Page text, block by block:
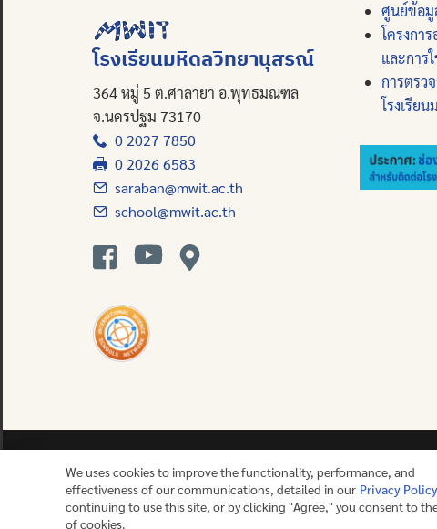
โรงเรียนมหิดลวิทยานุสรณ์
364 หมู่ 5 ต.ศาลายา อ.พุทธมณฑล
จ.นครปฐม 73170
0 2027 7850
0 2026 6583
saraban@mwit.ac.th
school@mwit.ac.th
ศูนย์ข้อมู
โครงกา
และการ
การตรว
โรงเรีย
We uses cookies to improve the functionality, performance, and
effectiveness of our communications, detailed in our Privacy Policy
continuing to use this site, or by clicking "Agree," you consent to
of cookies.
Contact us